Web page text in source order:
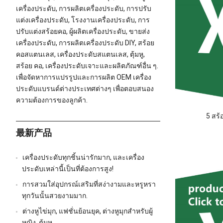
5 สร้
เครื่องประดับ, การผลิตเครื่องประดับ, การปรับ
แต่งเครื่องประดับ, โรงงานเครื่องประดับ, การ
ปรับแต่งสร้อยคอ, ผู้ผลิตเครื่องประดับ, ขายส่ง
เครื่องประดับ, การผลิตเครื่องประดับ DIY, สร้อย
คอสแตนเลส, เครื่องประดับสแตนเลส, ตุ้มหู,
สร้อย คอ, เครื่องประดับเจาะและผลิตภัณฑ์อื่น ๆ.
เพื่อจัดหาการแปรรูปและการผลิต OEM เครื่อง
ประดับแบรนด์ต่างประเทศต่างๆ เพื่อตอบสนอง
ความต้องการของลูกค้า.
最新产品
เครื่องประดับทุกชิ้นน่ารักมาก, และเครื่อง
ประดับเหล่านี้เป็นที่ต้องการสูง!
การสวมใส่อุปกรณ์เสริมที่สง่างามและหรูหรา
ทุกวันนั้นสวยงามมาก.
ต่างหูไข่มุก, แฟชั่นย้อนยุค, ต่างหูมุกสำหรับผู้